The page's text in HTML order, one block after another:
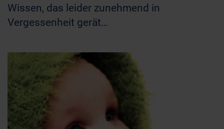
Wissen, das leider zunehmend in
Vergessenheit gerät…